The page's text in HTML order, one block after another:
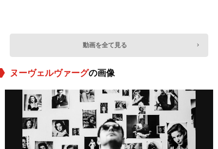
動画を全て見る
ヌーヴェルヴァーグの画像